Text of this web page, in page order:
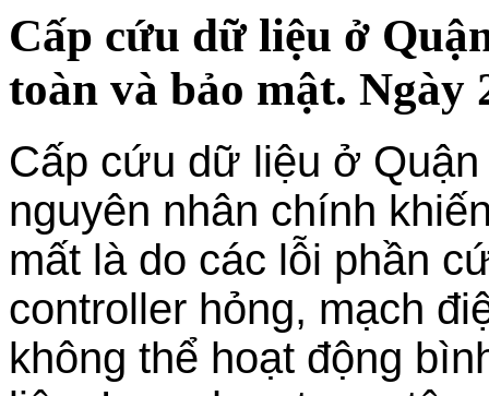
Cấp cứu dữ liệu ở
toàn và bảo mật. Ngày
Cấp cứu dữ liệu ở
nguyên nhân chính
mất là do các lỗi phần
controller hỏng, mạch
không thể hoạt động